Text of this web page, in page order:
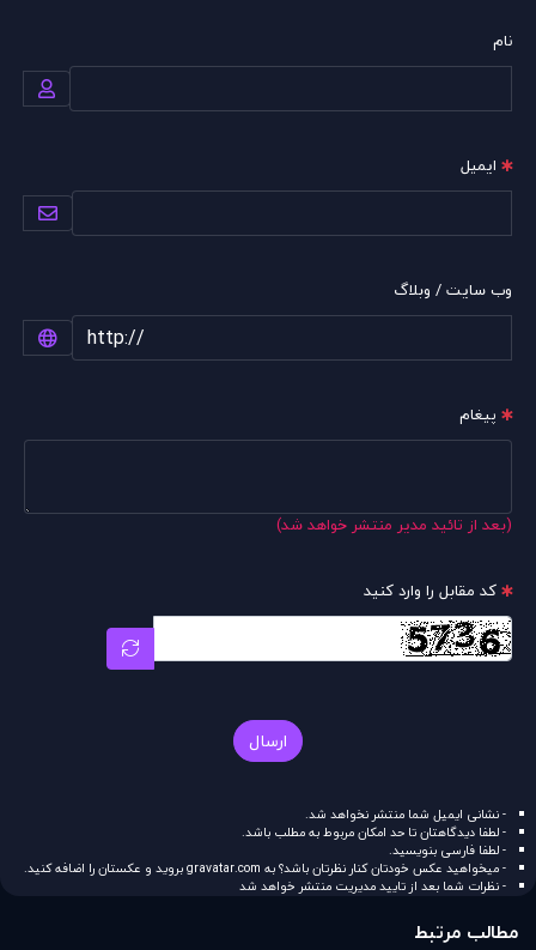
نام
ایمیل
وب سایت / وبلاگ
پیغام
(بعد از تائید مدیر منتشر خواهد شد)
کد مقابل را وارد کنید
ارسال
- نشانی ایمیل شما منتشر نخواهد شد.
- لطفا دیدگاهتان تا حد امکان مربوط به مطلب باشد.
- لطفا فارسی بنویسید.
- میخواهید عکس خودتان کنار نظرتان باشد؟ به gravatar.comبروید و عکستان را اضافه کنید.
- نظرات شما بعد از تایید مدیریت منتشر خواهد شد
مطالب مرتبط